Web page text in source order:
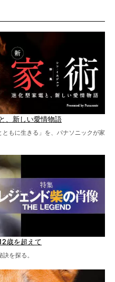
、新しい愛情物語
もに生きる」を、パナソニックが家
歳を超えて
を探る。